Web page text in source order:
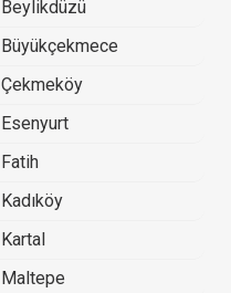
Beylikdüzü
Büyükçekmece
Çekmeköy
Esenyurt
Fatih
Kadıköy
Kartal
Maltepe